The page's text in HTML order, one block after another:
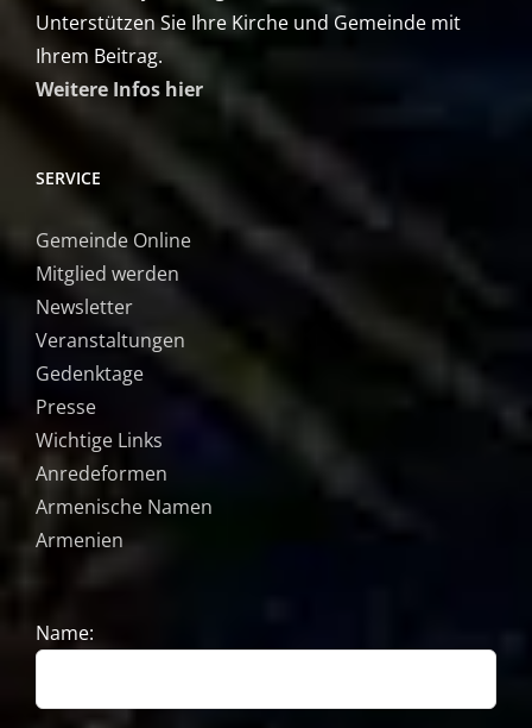
Unterstützen Sie Ihre Kirche und Gemeinde mit
Ihrem Beitrag.
Weitere Infos hier
SERVICE
Gemeinde Online
Mitglied werden
Newsletter
Veranstaltungen
Gedenktage
Presse
Wichtige Links
Anredeformen
Armenische Namen
Armenien
Name: